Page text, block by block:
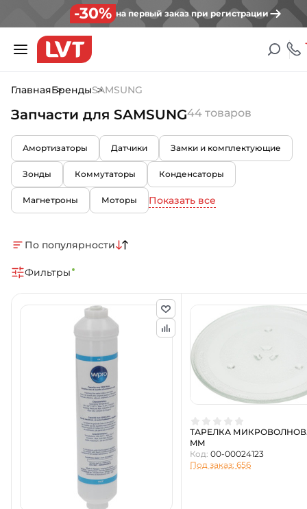
-30% на первый заказ при регистрации
ГлавнаяБрендыSAMSUNG
Запчасти для SAMSUNG44 товаров
Амортизаторы Датчики Замки и комплектующие
Зонды Коммутаторы Конденсаторы
Магнетроны Моторы Показать все
По популярности
Фильтры
ТАРЕЛКА МИКРОВОЛНОВ.
MM
Код: 00-00024123
Под заказ: 656